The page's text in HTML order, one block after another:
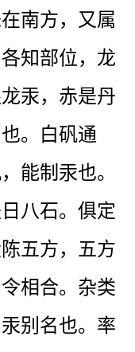
南方，又属
知部位，龙
汞，赤是丹
。白矾通
能制汞也。
八石。俱定
五方，五方
相合。杂类
别名也。率